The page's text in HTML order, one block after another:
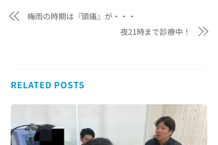
梅雨の時期は『頭痛』が・・・
夜21時まで診療中！
RELATED POSTS